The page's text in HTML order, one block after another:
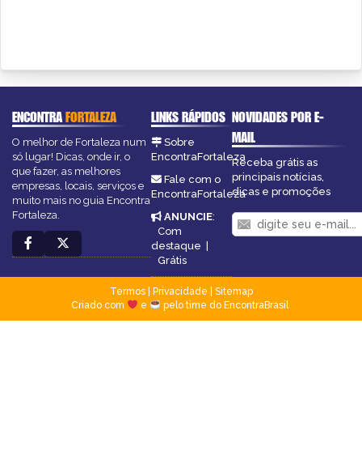
ENCONTRAFORTALEZA
O melhor de Fortaleza num
só lugar! Dicas, onde ir, o
que fazer, as melhores
empresas, locais, serviços e
muito mais no guia Encontra
Fortaleza.
LINKS RÁPIDOS
Sobre
EncontraFortaleza
Fale com o
EncontraFortaleza
ANUNCIE:
Com
destaque |
Grátis
NOVIDADES POR E-
MAIL
Receba grátis as
principais notícias,
dicas e promoções
Termos| Privacidade
Sitemap
Criado com
e pelo time do EncontraBrasil